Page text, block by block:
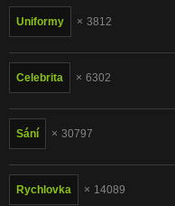
Uniformy 3812
Celebrita 6302
Sání 30797
Rychlovka 14089